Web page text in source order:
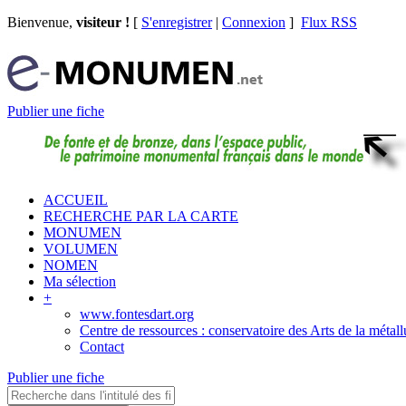
Bienvenue, visiteur ! [ S'enregistrer| Connexion ] Flux RSS
Publier une fiche
ACCUEIL
RECHERCHE PAR LA CARTE
MONUMEN
VOLUMEN
NOMEN
Ma sélection
+
www.fontesdart.org
Centre de ressources : conservatoire des Arts de la
Contact
Publier une fiche